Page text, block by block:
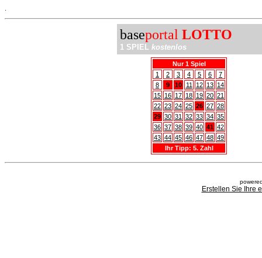
baseportal LOTTO
1 SPIEL kostenlos
Nur 1 Spiel
1
2 3 4 5 6
7
8
9 10 11 12 13 14
15 16 17 18 19 20 21
22 23 24 25 26 27 28
29 30 31 32 33 34 35
36 37 38 39 40 41 42
43 44 45 46 47 48 49
Ihr Tipp: 5. Zahl
Erstellen Sie Ihre